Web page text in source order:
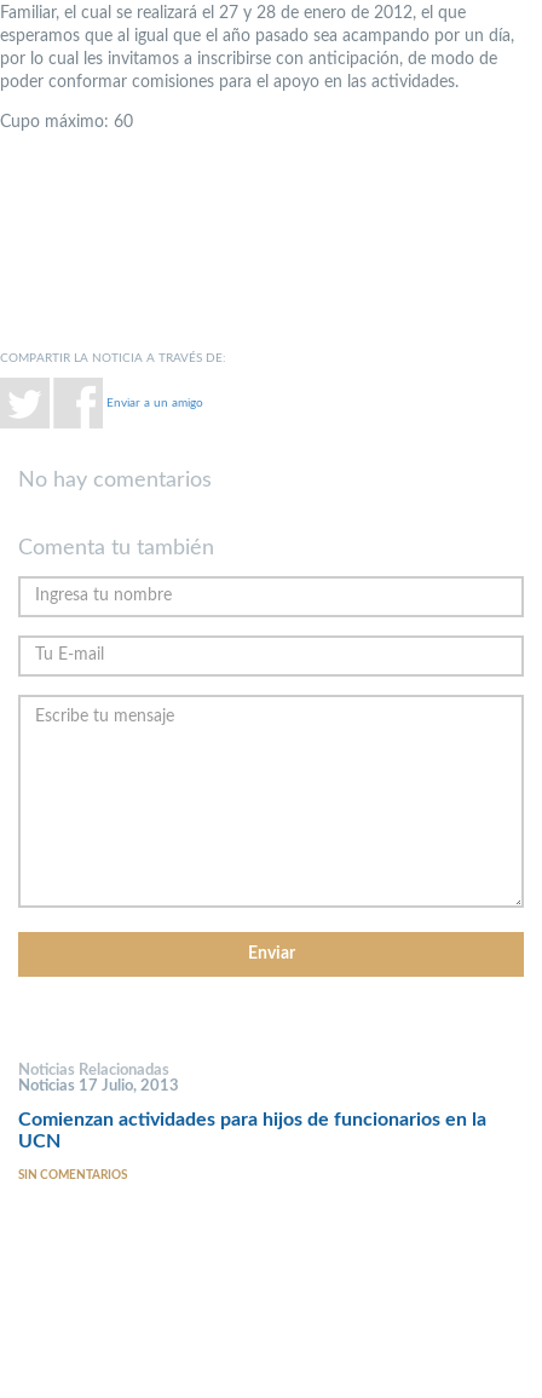
Familiar, el cual se realizará el 27 y 28 de enero de 2012, el que
esperamos que al igual que el año pasado sea acampando por un día,
por lo cual les invitamos a inscribirse con anticipación, de modo de
poder conformar comisiones para el apoyo en las actividades.
Cupo máximo: 60
COMPARTIR LA NOTICIA A TRAVÉS DE:
Enviar a un amigo
No hay comentarios
Comenta tu también
Noticias Relacionadas
Noticias 17 Julio, 2013
Comienzan actividades para hijos de funcionarios en la
UCN
SIN COMENTARIOS